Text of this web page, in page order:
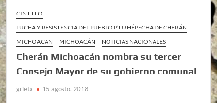
CINTILLO
LUCHA Y RESISTENCIA DEL PUEBLO P’URHÉPECHA DE CHERÁN
MICHOACAN
MICHOACÁN NOTICIAS NACIONALES
Cherán Michoacán nombra su tercer
Consejo Mayor de su gobierno comunal
grieta 15 agosto, 2018